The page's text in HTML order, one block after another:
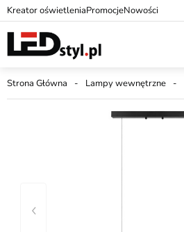
Kreator oświetleniaPromocjeNowości
Strona Główna Lampy wewnętrzne